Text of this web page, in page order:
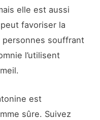
elle est aussi
favoriser la
personnes souffrant
l’utilisent
est
sûre. Suivez